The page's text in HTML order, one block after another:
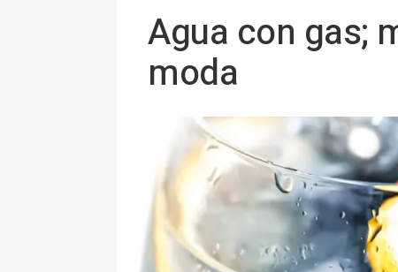
Agua con gas;
moda